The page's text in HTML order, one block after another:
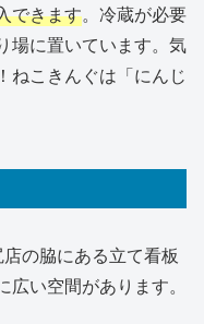
できます。冷蔵が必要
場に置いています。気
ねこきんぐは「にんじ
の脇にある立て看板
い空間があります。